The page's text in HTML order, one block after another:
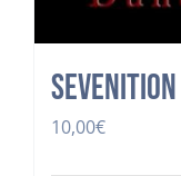
Sevenition
10,00€